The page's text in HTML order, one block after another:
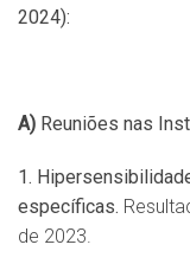
2024):
A) Reuniões nas
1.
específicas.
de 2023.